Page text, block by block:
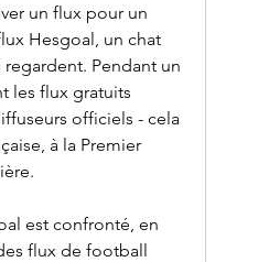
un flux pour un
Hesgoal, un chat
Pendant un
les flux gratuits
officiels - cela
à la Premier
est confronté, en
flux de football